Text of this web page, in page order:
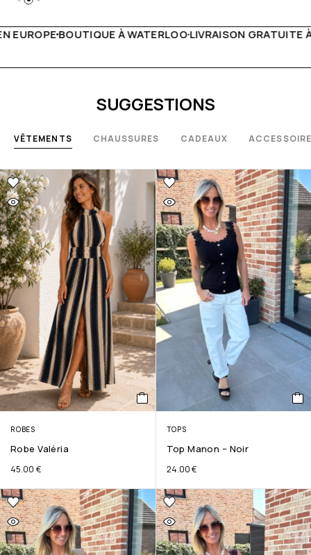
LIVRAISON GRATUITE À PARTIR DE 150€LIVE
SUGGESTIONS
VÊTEMENTS CHAUSSURES CADEAUX
ROBES
Robe Valéria
45.00 €
TOPS
Top Manon – Noir
24.00€